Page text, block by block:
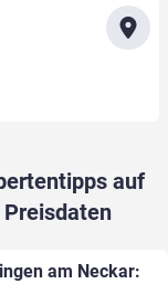
auf
am Neckar: